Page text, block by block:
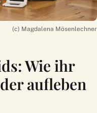
(c) Magdalena Mösenlechner
Wie ihr
aufleben